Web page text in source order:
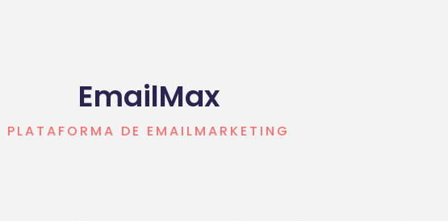
EmailMax
PLATAFORMA DE EMAILMARKETING